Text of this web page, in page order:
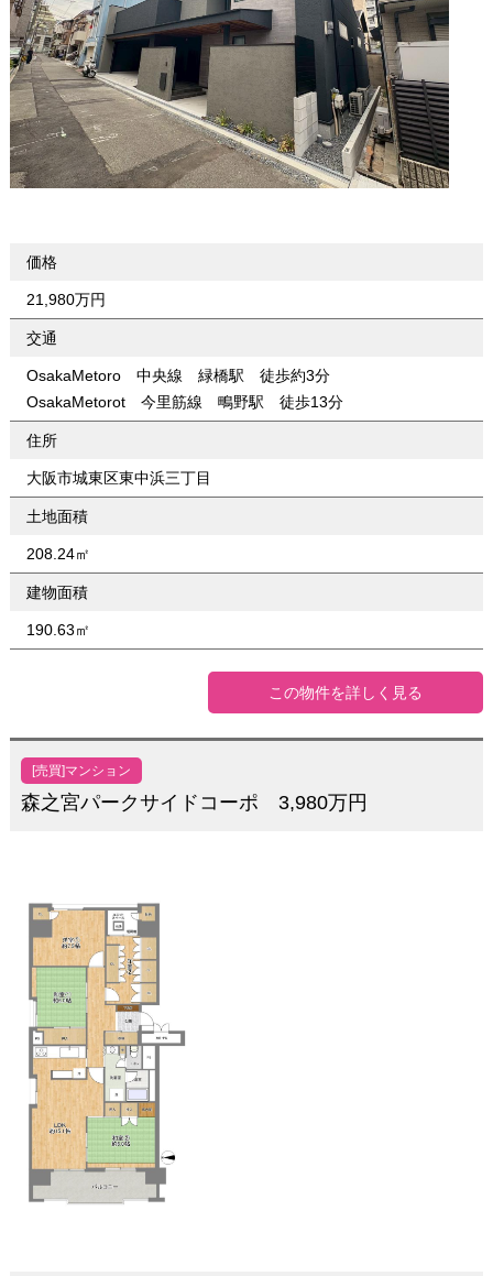
価格
21,980万円
交通
OsakaMetoro 中央線 緑橋駅 徒歩約3分
OsakaMetorot 今里筋線 鴫野駅 徒歩13分
住所
大阪市城東区東中浜三丁目
土地面積
208.24㎡
建物面積
190.63㎡
この物件を詳しく見る
[売買]マンション
森之宮パークサイドコーポ 3,980万円